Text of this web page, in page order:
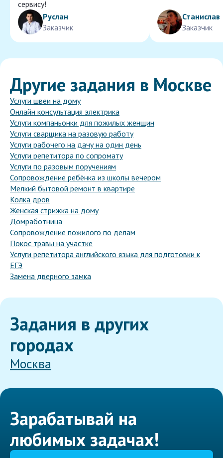
сервису!
Руслан
Заказчик
Станислав
Заказчик
Другие задания в Москве
Услуги швеи на дому
Онлайн консультация электрика
Услуги компаньонки для пожилых женщин
Услуги сварщика на разовую работу
Услуги рабочего на дачу на один день
Услуги репетитора по сопромату
Услуги по разовым поручениям
Сопровождение ребёнка из школы вечером
Мелкий бытовой ремонт в квартире
Колка дров
Женская стрижка на дому
Домработница
Сопровождение пожилого по делам
Покос травы на участке
Услуги репетитора английского языка для подготовки к
ЕГЭ
Замена дверного замка
Задания в других
городах
Москва
Зарабатывай на
любимых задачах!